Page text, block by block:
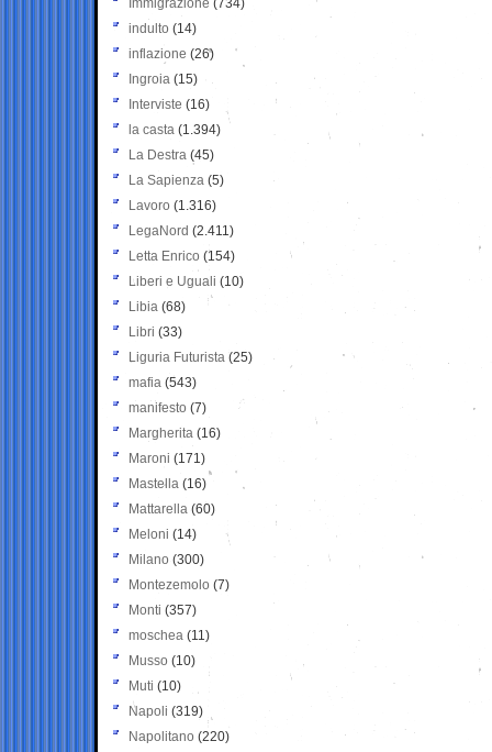
Immigrazione (734)
indulto (14)
inflazione (26)
Ingroia (15)
Interviste (16)
la casta (1.394)
La Destra (45)
La Sapienza (5)
Lavoro (1.316)
LegaNord (2.411)
Letta Enrico (154)
Liberi e Uguali (10)
Libia (68)
Libri (33)
Liguria Futurista (25)
mafia (543)
manifesto (7)
Margherita (16)
Maroni (171)
Mastella (16)
Mattarella (60)
Meloni (14)
Milano (300)
Montezemolo (7)
Monti (357)
moschea (11)
Musso (10)
Muti (10)
Napoli (319)
Napolitano (220)